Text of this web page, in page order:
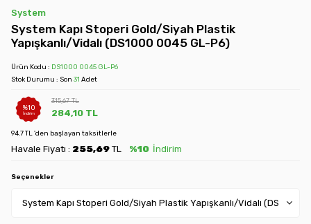
System
System Kapı Stoperi Gold/Siyah Plastik
Yapışkanlı/Vidalı (DS1000 0045 GL-P6)
Ürün Kodu : DS1000 0045 GL-P6
Stok Durumu : Son 31 Adet
%10
İndirim
315,67TL
284,10 TL
94.7 TL 'den başlayan taksitlerle
Havale Fiyatı : 255,69 TL %10 İndirim
Seçenekler